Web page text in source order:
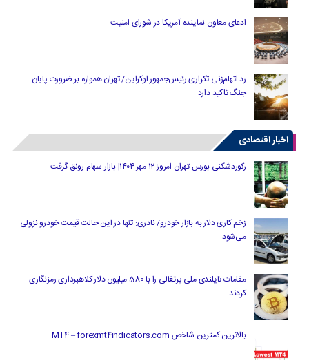
ادعای معاون نماینده آمریکا در شورای امنیت
رد اتهام‌زنی تکراری رئیس‌جمهور اوکراین/ تهران همواره بر ضرورت پایان
جنگ تاکید دارد
اخبار اقتصادی
رکوردشکنی بورس تهران امروز ۱۲ مهر ۱۴۰۴| بازار سهام رونق گرفت
زخم کاری دلار به بازار خودرو/ نادری: تنها در این حالت قیمت خودرو نزولی
می‌شود
مقامات تایلندی ملی پرتغالی را با 580 میلیون دلار کلاهبرداری رمزنگاری
کردند
بالاترین کمترین شاخص MT4 – forexmt4indicators.com